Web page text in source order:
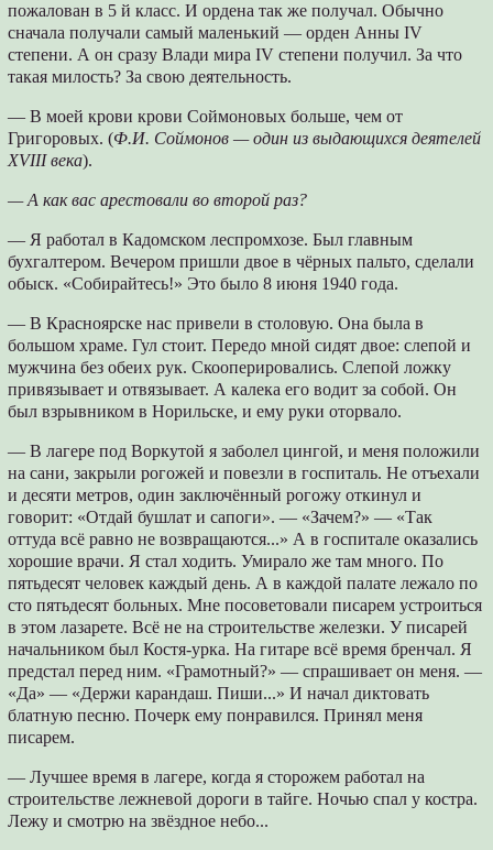
пожалован в 5 й класс. И ордена так же получал. Обычно
сначала получали самый маленький — орден Анны IV
степени. А он сразу Влади мира IV степени получил. За что
такая милость? За свою деятельность.
— В моей крови крови Соймоновых больше, чем от
Григоровых. (Ф.И. Соймонов — один из выдающихся деятелей
XVIII века).
— А как вас арестовали во второй раз?
— Я работал в Кадомском леспромхозе. Был главным
бухгалтером. Вечером пришли двое в чёрных пальто, сделали
обыск. «Собирайтесь!» Это было 8 июня 1940 года.
— В Красноярске нас привели в столовую. Она была в
большом храме. Гул стоит. Передо мной сидят двое: слепой и
мужчина без обеих рук. Скооперировались. Слепой ложку
привязывает и отвязывает. А калека его водит за собой. Он
был взрывником в Норильске, и ему руки оторвало.
— В лагере под Воркутой я заболел цингой, и меня положили
на сани, закрыли рогожей и повезли в госпиталь. Не отъехали
и десяти метров, один заключённый рогожу откинул и
говорит: «Отдай бушлат и сапоги». — «Зачем?» — «Так
оттуда всё равно не возвращаются...» А в госпитале оказались
хорошие врачи. Я стал ходить. Умирало же там много. По
пятьдесят человек каждый день. А в каждой палате лежало по
сто пятьдесят больных. Мне посоветовали писарем устроиться
в этом лазарете. Всё не на строительстве железки. У писарей
начальником был Костя-урка. На гитаре всё время бренчал. Я
предстал перед ним. «Грамотный?» — спрашивает он меня. —
«Да» — «Держи карандаш. Пиши...» И начал диктовать
блатную песню. Почерк ему понравился. Принял меня
писарем.
— Лучшее время в лагере, когда я сторожем работал на
строительстве лежневой дороги в тайге. Ночью спал у костра.
Лежу и смотрю на звёздное небо...